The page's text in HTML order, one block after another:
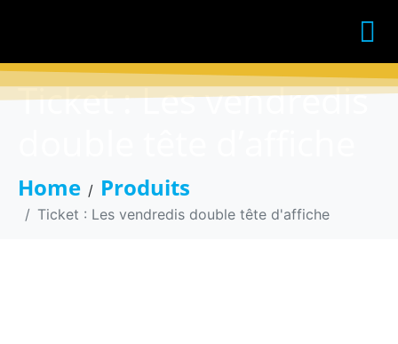
Ticket : Les vendredis
Home Produits
Ticket : Les vendredis double tête d'affiche